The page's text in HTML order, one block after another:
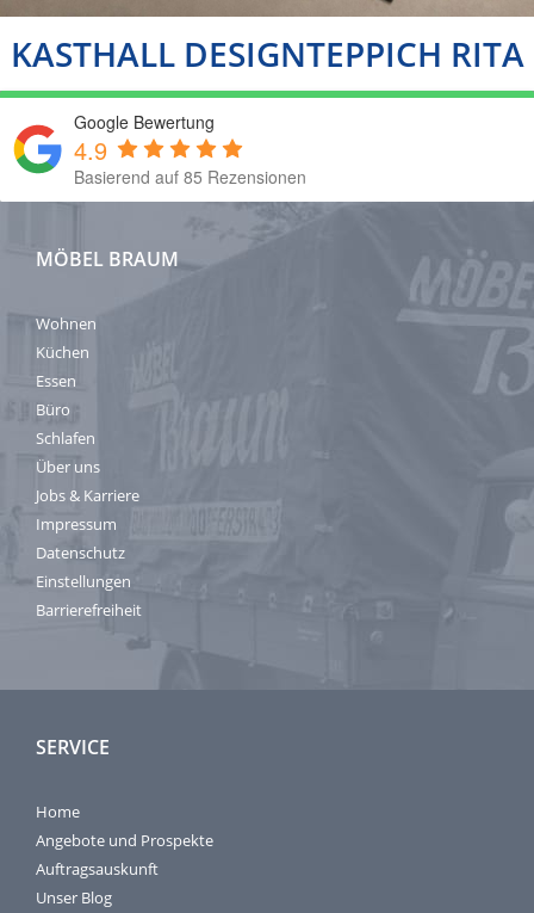
KASTHALL DESIGNTEPPICH RITA
Google Bewertung
4.9
Basierend auf 85 Rezensionen
MÖBEL BRAUM
Wohnen
Küchen
Essen
Büro
Schlafen
Über uns
Jobs & Karriere
Impressum
Datenschutz
Einstellungen
Barrierefreiheit
SERVICE
Home
Angebote und Prospekte
Auftragsauskunft
Unser Blog